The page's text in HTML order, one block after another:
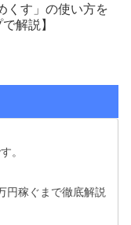
くす」の使い方を
解説】
。
円稼ぐまで徹底解説